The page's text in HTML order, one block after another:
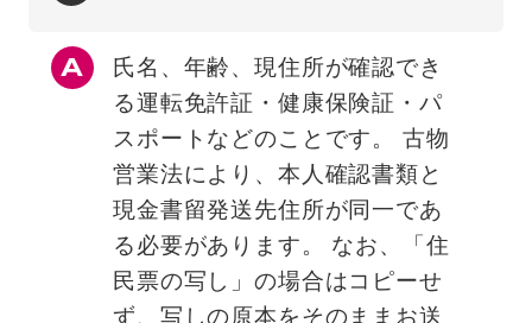
氏名、年齢、現住所が確認でき
る運転免許証・健康保険証・パ
スポートなどのことです。 古物
営業法により、本人確認書類と
現金書留発送先住所が同一であ
る必要があります。 なお、「住
民票の写し」の場合はコピーせ
ず、写しの原本をそのままお送